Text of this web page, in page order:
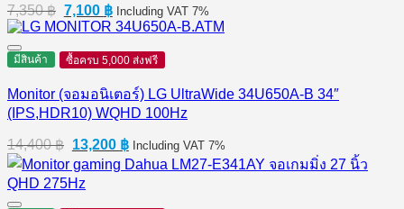
7,350฿ Original
price
7,350 ฿.
7,100 ฿Current
price
7,100 ฿.
Including VAT 7%
มีสินค้า ซื้อครบ 5,000 ส่งฟรี
Monitor (จอมอนิเตอร์) LG UltraWide 34U650A-B 34″
(IPS,HDR10) WQHD 100Hz
14,400฿ Original
price
was:
14,400 ฿.
13,200 ฿Current
price
is:
Including VAT 7%